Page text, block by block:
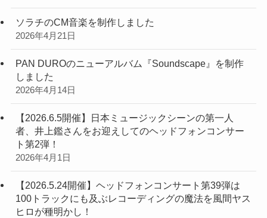
ソラチのCM音楽を制作しました
2026年4月21日
PAN DUROのニューアルバム『Soundscape』を制作
しました
2026年4月14日
【2026.6.5開催】日本ミュージックシーンの第一人
者、井上鑑さんをお迎えしてのヘッドフォンコンサー
ト第2弾！
2026年4月1日
【2026.5.24開催】ヘッドフォンコンサート第39弾は
100トラックにも及ぶレコーディングの魔法を風間ヤス
ヒロが種明かし！